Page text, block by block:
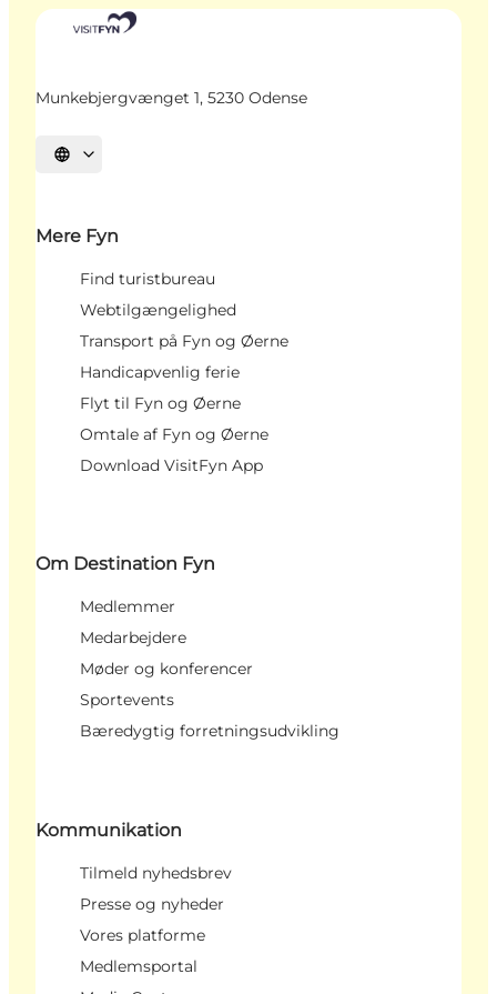
Munkebjergvænget 1, 5230 Odense
Vælg sprog
Mere Fyn
Find turistbureau
Webtilgængelighed
Transport på Fyn og Øerne
Handicapvenlig ferie
Flyt til Fyn og Øerne
Omtale af Fyn og Øerne
Download VisitFyn App
Om Destination Fyn
Medlemmer
Medarbejdere
Møder og konferencer
Sportevents
Bæredygtig forretningsudvikling
Kommunikation
Tilmeld nyhedsbrev
Presse og nyheder
Vores platforme
Medlemsportal